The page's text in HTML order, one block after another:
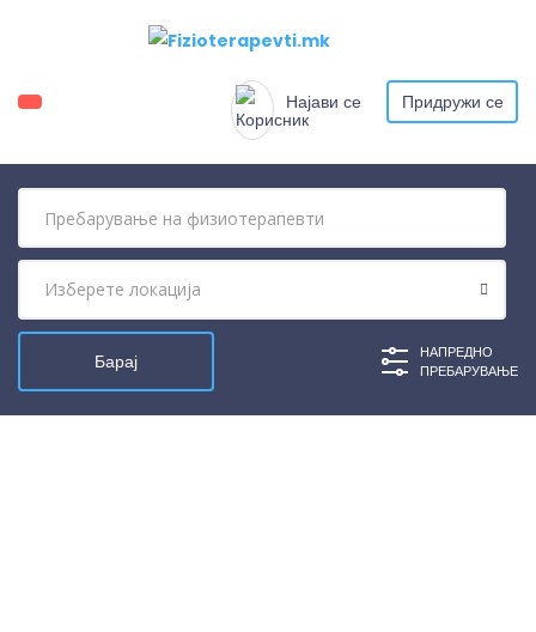
Најави се Придружи се
НАПРЕДНО
ПРЕБАРУВАЊЕ